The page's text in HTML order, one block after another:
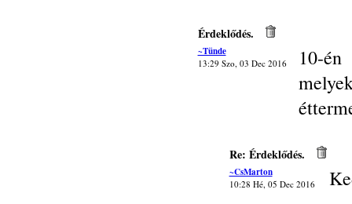
Érdeklődés.
~Tünde
13:29 Szo, 03 Dec 2016
10-
Re: Érdeklődés.
~CsMarton
10:28 Hé, 05 Dec 2016